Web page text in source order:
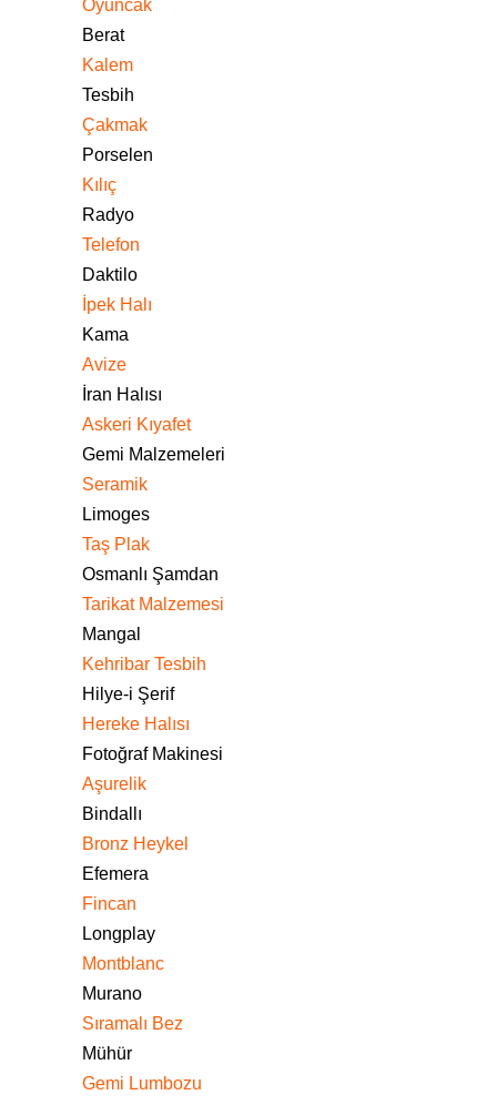
Oyuncak
Berat
Kalem
Tesbih
Çakmak
Porselen
Kılıç
Radyo
Telefon
Daktilo
İpek Halı
Kama
Avize
İran Halısı
Askeri Kıyafet
Gemi Malzemeleri
Seramik
Limoges
Taş Plak
Osmanlı Şamdan
Tarikat Malzemesi
Mangal
Kehribar Tesbih
Hilye-i Şerif
Hereke Halısı
Fotoğraf Makinesi
Aşurelik
Bindallı
Bronz Heykel
Efemera
Fincan
Longplay
Montblanc
Murano
Sıramalı Bez
Mühür
Gemi Lumbozu